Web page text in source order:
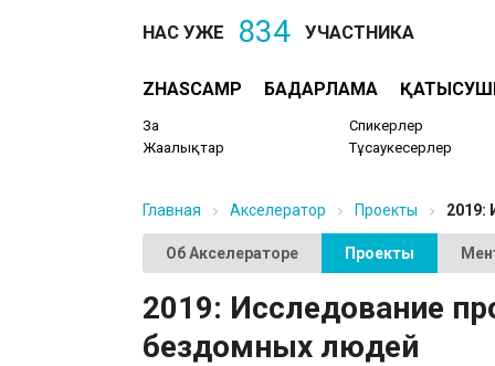
НАС УЖЕ 834 УЧАСТНИКА
ZHASCAMP БАҒДАРЛАМА
Заң
Жаңалықтар
Спикерлер
Тұсаукесерлер
Главная Акселератор Проекты 2019:
Об Акселераторе Проекты
2019: Исследование
бездомных людей